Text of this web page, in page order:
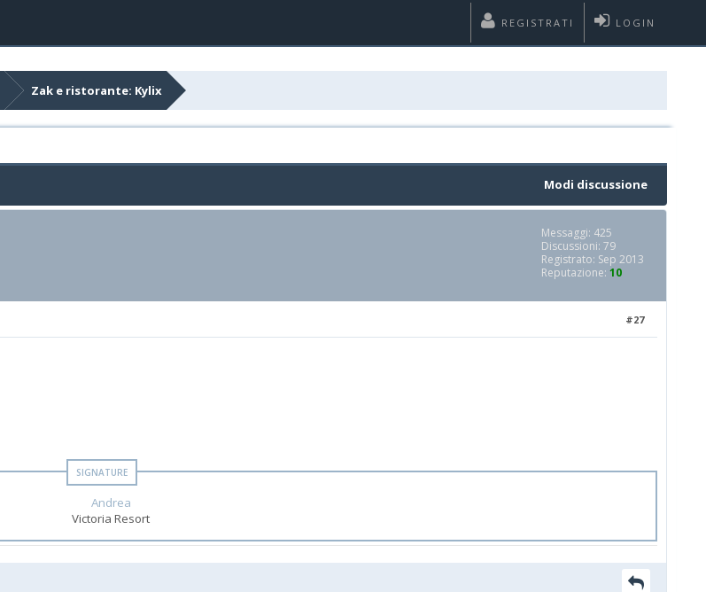
LOGIN
REGISTRATI
Zak e ristorante: Kylix
Modi discussione
Messaggi: 425
Discussioni: 79
Registrato: Sep 2013
Reputazione: 10
#27
Andrea
Victoria Resort